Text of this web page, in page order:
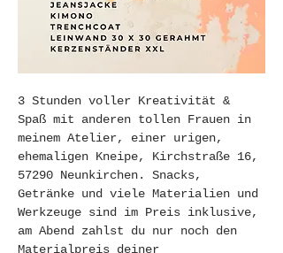
3 Stunden voller Kreativität &
Spaß mit anderen tollen Frauen in
meinem Atelier, einer urigen,
ehemaligen Kneipe, Kirchstraße 16,
57290 Neunkirchen. Snacks,
Getränke und viele Materialien und
Werkzeuge sind im Preis inklusive,
am Abend zahlst du nur noch den
Materialpreis deiner